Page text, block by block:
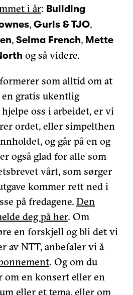
i år: Building
, Gurls & TJO,
, Selma French, Mette
og så videre.
som alltid om at
en gratis ukentlig
oss i arbeidet, er vi
ordet, eller simpelthen
og går på en og
også glad for alle som
vårt, som sørger
kommer rett ned i
på fredagene. Den
deg på her. Om
en forskjell og bli det vi
av NTT, anbefaler vi å
. Og om du
om en konsert eller en
eller et tema, eller om